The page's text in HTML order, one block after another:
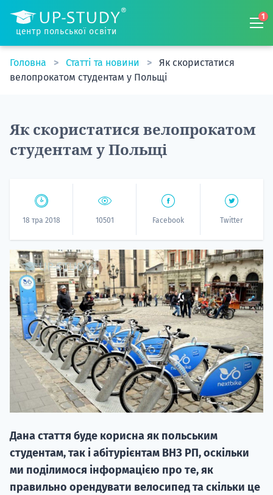
центр польської освіти
1
Головна Статті та новини
Як скористатися
велопрокатом студентам у Польщі
Як скористатися велопрокатом
студентам у Польщі
18 тра 2018 10501 Facebook Twitter
Дана стаття буде корисна як польським
студентам, так і абітурієнтам ВНЗ РП, оскільки
ми поділимося інформацією про те, як
правильно орендувати велосипед та скільки це
НАБІР
вступ на